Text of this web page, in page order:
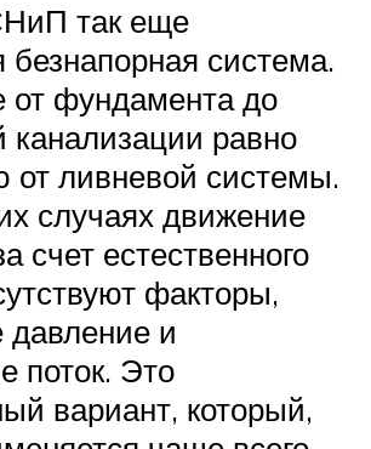
так еще
безнапорная система.
от фундамента до
канализации равно
от ливневой системы.
случаях движение
счет естественного
факторы,
и
поток. Это
вариант, который,